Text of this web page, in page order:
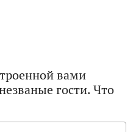
вами
гости. Что